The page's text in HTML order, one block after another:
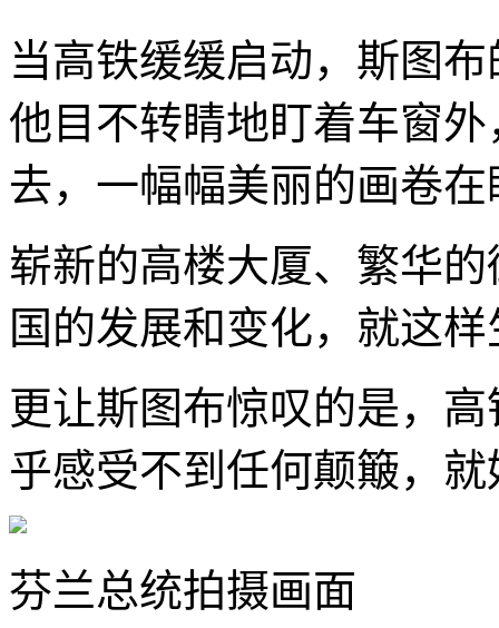
当高铁缓缓启动，斯图
他目不转睛地盯着车窗
去，一幅幅美丽的画卷
崭新的高楼大厦、繁华
国的发展和变化，就这
更让斯图布惊叹的是，
乎感受不到任何颠簸，
芬兰总统拍摄画面